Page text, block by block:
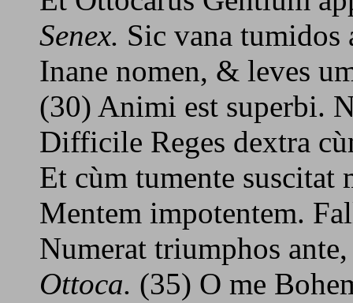
Senex. Sic vana tumidos
Inane nomen, & leves
(30) Animi est superbi.
Difficile Reges dextra
Et cùm tumente suscitat
Mentem impotentem.
Numerat triumphos
Ottoca. (35) O me